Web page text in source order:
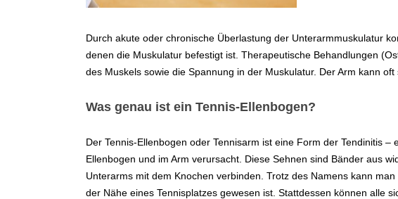
Durch akute oder chronische Überlastung der Unterarmmuskulatur
denen die Muskulatur befestigt ist. Therapeutische Behandlungen
des Muskels sowie die Spannung in der Muskulatur. Der Arm kann oft
Was genau ist ein Tennis-Ellenbogen?
Der Tennis-Ellenbogen oder Tennisarm ist eine Form der Tendinitis
Ellenbogen und im Arm verursacht. Diese Sehnen sind Bänder aus
Unterarms mit dem Knochen verbinden. Trotz des Namens kann
der Nähe eines Tennisplatzes gewesen ist. Stattdessen können alle